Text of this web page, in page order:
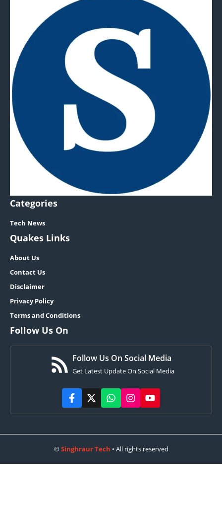
Categories
Tech News
Quakes Links
About Us
Contact Us
Disclaimer
Privacy Policy
Terms and Conditions
Follow Us On
Follow Us On Social Media
Get Latest Update On Social Media
©Singhraur Tech • All rights reserved